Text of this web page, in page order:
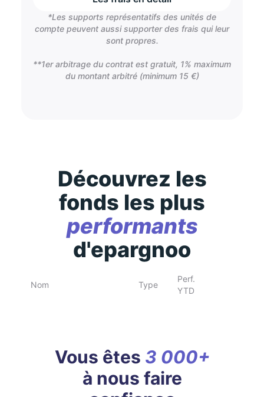
*Les supports représentatifs des unités de
compte peuvent aussi supporter des frais qui leur
sont propres.
**1er arbitrage du contrat est gratuit, 1% maximum
du montant arbitré (minimum 15 €)
Découvrez les
fonds les plus
performants
d'epargnoo
Nom Type
Perf.
YTD
Vous êtes 3 000+
à nous faire